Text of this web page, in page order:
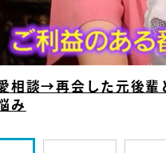
相談→再会した元後
み